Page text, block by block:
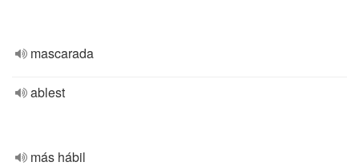
mascarada
ablest
más hábil